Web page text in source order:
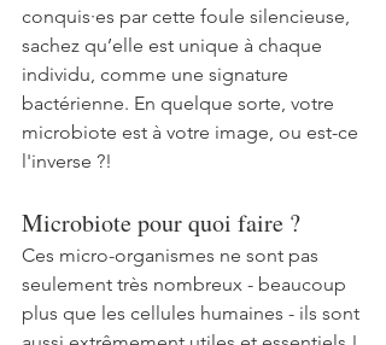
conquis·es par cette foule silencieuse,
sachez qu’elle est unique à chaque
individu, comme une signature
bactérienne. En quelque sorte, votre
microbiote est à votre image, ou est-ce
l'inverse ?!
Microbiote pour quoi faire ?
Ces micro-organismes ne sont pas
seulement très nombreux - beaucoup
plus que les cellules humaines - ils sont